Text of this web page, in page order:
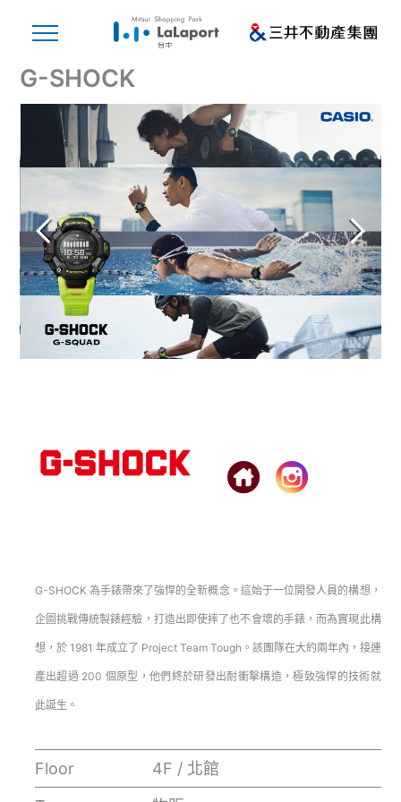
G-SHOCK
G-SHOCK 為手錶帶來了強悍的全新概念。這始于一位開發人員的構想，
企圖挑戰傳統製錶經驗，打造出即使摔了也不會壞的手錶，而為實現此構
想，於 1981 年成立了 Project Team Tough。該團隊在大約兩年內，接連
產出超過 200 個原型，他們終於研發出耐衝擊構造，極致強悍的技術就
此誕生。
Floor
4F / 北館